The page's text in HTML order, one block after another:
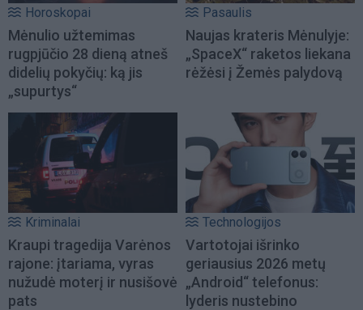
Horoskopai
Mėnulio užtemimas
rugpjūčio 28 dieną atneš
didelių pokyčių: ką jis
„supurtys“
Pasaulis
Naujas krateris Mėnulyje:
„SpaceX“ raketos liekana
rėžėsi į Žemės palydovą
Kriminalai
Kraupi tragedija Varėnos
rajone: įtariama, vyras
nužudė moterį ir nusišovė
pats
Technologijos
Vartotojai išrinko
geriausius 2026 metų
„Android“ telefonus:
lyderis nustebino